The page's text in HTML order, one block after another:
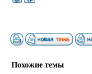
Похожие темы